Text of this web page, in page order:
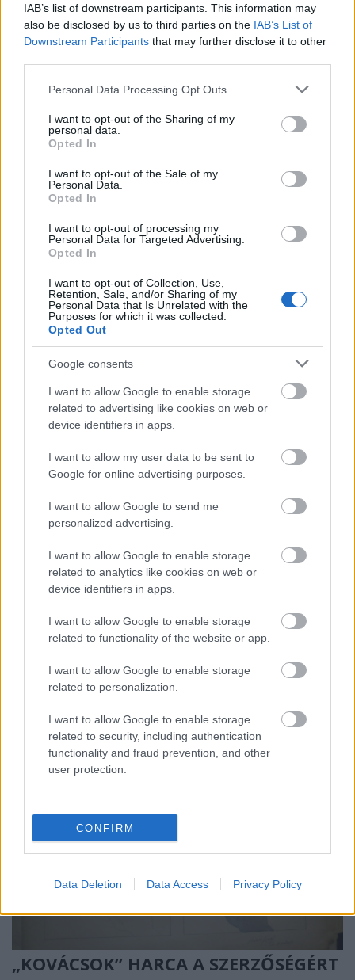
IAB’s list of downstream participants. This information may
also be disclosed by us to third parties on the IAB’s List of
Downstream Participants that may further disclose it to other
Please note that this website/app uses one or more Google
not limited to your visit or usage behaviour. You may click to
grant or deny consent to Google and its third-party tags to
use your data for below specified purposes in below Google
consent section.
Personal Data Processing Opt Outs
I want to opt-out of the Sharing of my
personal data.
Opted In
I want to opt-out of the Sale of my
Personal Data.
Opted In
I want to opt-out of processing my
Personal Data for Targeted Advertising.
Opted In
I want to opt-out of Collection, Use,
Retention, Sale, and/or Sharing of my
Personal Data that Is Unrelated with the
Purposes for which it was collected.
Opted Out
Google consents
I want to allow Google to enable storage
related to advertising like cookies on web or
device identifiers in apps.
I want to allow my user data to be sent to
Google for online advertising purposes.
I want to allow Google to send me
personalized advertising.
I want to allow Google to enable storage
related to analytics like cookies on web or
device identifiers in apps.
I want to allow Google to enable storage
related to functionality of the website or app.
I want to allow Google to enable storage
related to personalization.
I want to allow Google to enable storage
related to security, including authentication
functionality and fraud prevention, and other
user protection.
CONFIRM
Data Deletion Data Access Privacy Policy
Mindent Rónairól…Vagy az ő
hamisítójáról
Festményvizsgálati labor •2020. március 08.
Menetelő francia katonák; 19910 körül. (55 M FT)
Sokunkat meglepett, mikor Rippl-Rónai József eddig
„lappangó fő műve” fő művé lépett elő oly módon,
hogy fő művé vált egy eladás során és olyan
múzeumba került a határon túlon, ahol fő műveket
őriznek. (A festmény, hadd idézzek az Artportal…
Blikkzűr, avagy a szakértő teszi a
mestert
Festményvizsgálati labor •2020. március 08.
A pasztell technikával készült kalapos... Egy
festmény megítélése sokat tud változni. A kezdeti
lelkesedés, a megtalálás öröme, a kincsvadászat tud
néha zűrt okozni, néha még olyan nagyot is, hogy a
végén magát a szerzőt kell likvidálni. Lássuk. A
szakértő és a vizsgált mű 2013-ban, Kaposváron.…
„KOVÁCSOK” HARCA A SZERZŐSÉGÉRT